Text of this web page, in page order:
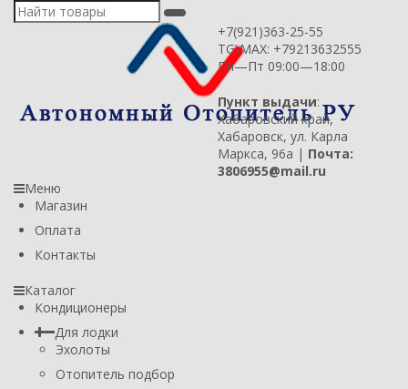
+7(921)363-25-55
TG\MAX: +79213632555
Пн—Пт 09:00—18:00
Пункт выдачи:
Хабаровский край,
Хабаровск, ул. Карла
Маркса, 96а | Почта:
3806955@mail.ru
Меню
Магазин
Оплата
Контакты
Каталог
Кондиционеры
Для лодки
Эхолоты
Отопитель подбор